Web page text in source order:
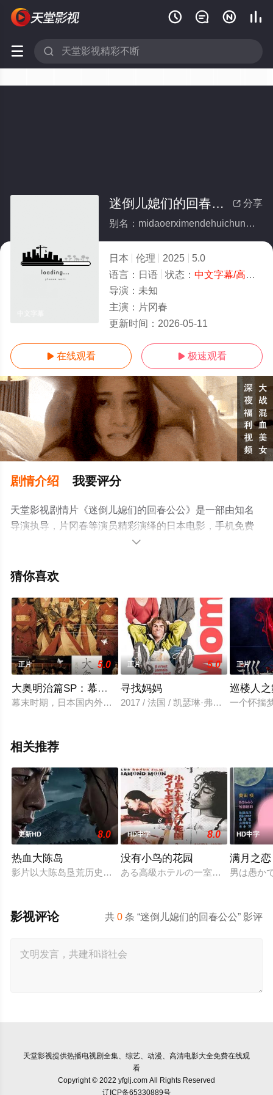
   
 
 分享
迷倒儿媳们的回春公公
别名：midaoerximendehuichungonggong
日本 伦理 2025
5.0
语言： 日语 状态： 中文字幕/高清
导演： 未知
主演： 片冈春
更新时间： 2026-05-11
 在线观看  极速观看
剧情介绍 我要评分
天堂影视剧情片《迷倒儿媳们的回春公公》是一部由知名
导演执导，片冈春等演员精彩演绎的日本电影，手机免费
观看高清未删减完整版电影大全就上天堂电影网，更多相

猜你喜欢
正片 5.0
大奥明治篇SP：幕末的女人们
幕末时期，日本国内外局势动荡，时代交替的风暴即将到来。为
正片 5.0
寻找妈妈
2017 / 法国 / 凯瑟琳·弗洛,克里斯蒂
正片
巡楼人
一个怀揣
相关推荐
更新HD 8.0
热血大陈岛
影片以大陈岛垦荒历史为创作底色，在尊重历史真实性的前提下
HD中字 8.0
没有小鸟的花园
ある高級ホテルの一室に3組のカッ
HD中字
满月之恋
男は愚か
共0 条 “迷倒儿媳们的回春公公” 影评
影视评论
天堂影视提供热播电视剧全集、综艺、动漫、高清电影大全免费在线观
看
Copyright © 2022 yfglj.com All Rights Reserved
辽ICP备65330889号